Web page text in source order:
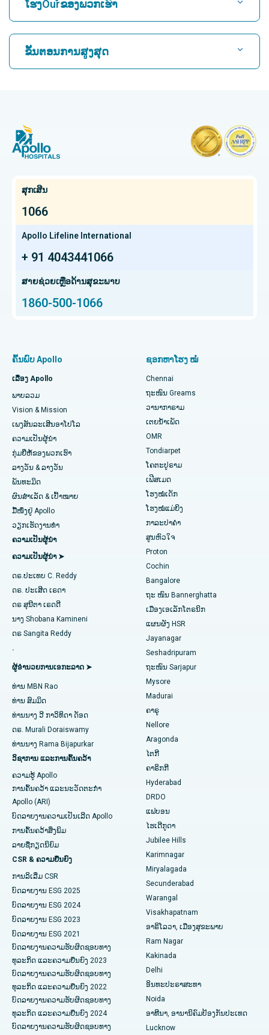
ຊອກຫາແພດຫົວໃຈ
ຊອກຫາແພດຊ່ຽວຊານດ້ານກະດູກ
ຊອກຫາແພດຊ່ຽວຊານດ້ານກະເພາະອາຫານ
ຊອກຫາແພດຜ່າຕັດປ່ຽນຖ່າຍອະໄວຍະວະ
ຊອກຫາຜູ້ຊ່ຽວຊານດ້ານຫູ ດັງ ດັງ ແລະ ດັງ
ຊອກຫາໝໍແຂ້ວ
ຊອກຫາແພດເດັກ
ຊອກຫາແພດຜິວໜັງ
ຊອກຫາແພດຊ່ຽວຊານດ້ານລະບົບທາງເດີນ
ປັດສະວະ
ຊອກຫາແພດຜູ້ຊ່ຽວຊານດ້ານພະຍາດເບົາຫວານ
ຊອກຫາແພດຊ່ຽວຊານດ້ານພະຍາດຍິງ
ຊອກຫານັກຈິດຕະວິທະຍາ
ຊອກຫາແພດຜ່າຕັດທົ່ວໄປ
ໂຮງOurໍຂອງພວກເຮົາ
ໂຮງໝໍທີ່ດີທີ່ສຸດໃນ Greams Road, Chennai
ໂຮງໝໍທີ່ດີທີ່ສຸດໃນ Teynampet, Chennai
ໂຮງໝໍທີ່ດີທີ່ສຸດໃນ OMR, Chennai
ໂຮງໝໍມະເຮັງທີ່ດີທີ່ສຸດໃນ Bhat, Gandhinagar, Ahmedabad
ໂຮງໝໍມະເຮັງທີ່ດີທີ່ສຸດໃນເມືອງອີເລັກໂທຣນິກ, ບັງກາລໍ
ໂຮງໝໍມະເຮັງທີ່ດີທີ່ສຸດໃນ Teynampet, Chennai
ໂຮງໝໍມະເຮັງທີ່ດີທີ່ສຸດໃນ HSR Layout, Bangalore
ສູນມະເຮັງໂປຣຕອນທີ່ດີທີ່ສຸດໃນ Chennai
ໂຮງໝໍເດັກທີ່ດີທີ່ສຸດໃນ Thousand Lights, Chennai
ໂຮງໝໍທີ່ດີທີ່ສຸດໃນ PH Road, Chennai
ສູນຫົວໃຈທີ່ດີທີ່ສຸດໃນ Thousand Lights, Chennai
ໂຮງໝໍທີ່ດີທີ່ສຸດໃນ Jubilee Hills, Hyderabad
ໂຮງໝໍທີ່ດີທີ່ສຸດໃນ Tondiarpet, Chennai
ໂຮງໝໍທີ່ດີທີ່ສຸດໃນ Kotturpuram, Chennai
ໂຮງຫມໍທີ່ດີທີ່ສຸດໃນຖະຫນົນ Kovai, Karur
ໂຮງໝໍທີ່ດີທີ່ສຸດໃນ Karapakkam, Chennai
ໂຮງໝໍທີ່ດີທີ່ສຸດໃນ Arilova, Vizag
ໂຮງໝໍທີ່ດີທີ່ສຸດໃນ Kanpur Road, Lucknow
ໂຮງໝໍທີ່ດີທີ່ສຸດໃນເຂດ 26, Noida
ໂຮງໝໍທີ່ດີທີ່ສຸດໃນ Gandhinagar, Ahmedabad
ໂຮງໝໍທີ່ດີທີ່ສຸດໃນ Aragonda, Andhra Pradesh
ໂຮງໝໍທີ່ດີທີ່ສຸດໃນຖະໜົນ Bannerghatta, Bangalore
ໂຮງໝໍທີ່ດີທີ່ສຸດໃນໜ່ວຍທີ 15, Bhubaneswar
ໂຮງໝໍທີ່ດີທີ່ສຸດໃນຖະໜົນ Seepat, Bilaspur
ໂຮງໝໍທີ່ດີທີ່ສຸດໃນ Ellisbridge, Ahmedabad
ໂຮງໝໍທີ່ດີທີ່ສຸດໃນນິວເດລີ
ໂຮງໝໍທີ່ດີທີ່ສຸດໃນ DRDO, Hyderabad
ໂຮງໝໍທີ່ດີທີ່ສຸດໃນ GS Road, Guwahati
ໂຮງໝໍທີ່ດີທີ່ສຸດໃນ Hyderguda, Hyderabad
ໂຮງໝໍທີ່ດີທີ່ສຸດໃນ Vijay Nagar, Indore
ໂຮງໝໍທີ່ດີທີ່ສຸດໃນ Suryaraopeta Main Road, Kakinada
ໂຮງໝໍທີ່ດີທີ່ສຸດໃນ Canal Circular Road, Kolkata
ໂຮງໝໍທີ່ດີທີ່ສຸດໃນ CBD Belapur, Navi Mumbai
ໂຮງໝໍທີ່ດີທີ່ສຸດໃນ Panchavati, Nashik
ໂຮງໝໍທີ່ດີທີ່ສຸດໃນ Secunderabad, Hyderabad
ໂຮງໝໍທີ່ດີທີ່ສຸດໃນ Seshadripuram, Bangalore
ໂຮງໝໍທີ່ດີທີ່ສຸດໃນ Waltair Main Road, Visakhapatnam
ຂັ້ນຕອນການສູງສຸດ
Laparoscopic Cholecystectomy
ການຕັດມົດລູກ
Kidney Transplant
Extracorporeal Shockwave Lithotripsy
Liver transplant
ການປັ້ນປອດ
ສະໂພກ Arthroscopy
Total Hip Replacement
ໄວຕິດຕາມການທົດແທນ Knee Knee
Sleeve Gastrectomy
ການຜ່າຕັດ Lasik
ໂຣກຜີວ ໜັງ
liposuction
Coronary Angiogram
Transcatheter Aortic Valve ປ່ຽນແທນ
ສ້ອມແປງວາວ MitraClip
ການຜ່າຕັດຫົວໃຈແບບຮຸກຮານໜ້ອຍສຸດ
catheter Ablation
ການຜ່າຕັດຟື້ນຟູ ACL
ການປ່ຽນແທນບ່າໄຫລ່
Ablation Endometrial
ເສັ້ນເລືອດແດງຂອງມົດລູກ
ການຜ່າຕັດໄຂ່ຫຼັງ
ການຜ່າຕັດມະເຮັງເຕົ້ານົມ
ການປິ່ນປົວໂຣກຜີວ ໜັງ
Colonoscopy
Polypectomy
ການກະຕຸ້ນສະຫມອງເລິກ
ການກວດລ້າງຊ່ອງຄອດ
ການກວດຮ່າງກາຍຂອງຫມາກໄຂ່ຫຼັງ
Parathyroidectomy
ເຊລາມິກການທົດແທນຫົວເຂົ່າທັງຫມົດ
ERCP
ສຸກເສີນ
1066
Apollo Lifeline International
+ 91 4043441066
ສາຍຊ່ວຍເຫຼືອດ້ານສຸຂະພາບ
1860-500-1066
ຄົ້ນພົບ Apollo
ເລື່ອງ Apollo
ພາບລວມ
Vision & Mission
ເພງສັນລະເສີນອາໂປໂລ
ຄວາມເປັນຜູ້ນໍາ
ກຸ່ມຍີ່ຫໍ້ຂອງພວກເຮົາ
ລາງວັນ & ລາງວັນ
ພັນທະມິດ
ຜົນສຳເລັດ & ເປົ້າໝາຍ
ມື້ໜຶ່ງຢູ່ Apollo
ວຽກເຮັດງານທໍາ
ຄວາມເປັນຜູ້ນໍາ
ຄວາມເປັນຜູ້ນໍາ ➤
ດຣ.ປະເທບ C. Reddy
ດຣ. ປະເສີດ ເຣດາ
ດຣ ສຸນີຕາ ເຣດດີ
ນາງ Shobana Kamineni
ດຣ Sangita Reddy
.
ຜູ້ອໍານວຍການເອກະລາດ ➤
ທ່ານ MBN Rao
ທ່ານ ສົມມິດ
ທ່ານ​ນາງ ວີ ກາ​ວິ​ທິ​ດາ ດັອດ
ດຣ. Murali Doraiswamy
ທ່ານ​ນາງ Rama Bijapurkar
ວິຊາການ ແລະການຄົ້ນຄວ້າ
ຄວາມຮູ້ Apollo
ການຄົ້ນຄວ້າ ແລະນະວັດຕະກໍາ
Apollo (ARI)
ບົດລາຍງານຄວາມເປັນເລີດ Apollo
ການຄົ້ນຄວ້າສິ່ງພິມ
ລາຍຊື່ກຽດນິຍົມ
CSR & ຄວາມຍືນຍົງ
ການລິເລີ່ມ CSR
ບົດລາຍງານ ESG 2025
ບົດລາຍງານ ESG 2024
ບົດລາຍງານ ESG 2023
ບົດລາຍງານ ESG 2021
ບົດລາຍງານຄວາມຮັບຜິດຊອບທາງ
ທຸລະກິດ ແລະຄວາມຍືນຍົງ 2023
ບົດລາຍງານຄວາມຮັບຜິດຊອບທາງ
ທຸລະກິດ ແລະຄວາມຍືນຍົງ 2022
ບົດລາຍງານຄວາມຮັບຜິດຊອບທາງ
ທຸລະກິດ ແລະຄວາມຍືນຍົງ 2024
ບົດລາຍງານຄວາມຮັບຜິດຊອບທາງ
ຊອກຫາໂຮງ ໝໍ
Chennai
ຖະໜົນ Greams
ວານາກາຣາມ
ເຕຍນໍ້າເພັດ
OMR
Tondiarpet
ໂຄຕະປູຣາມ
ເຟີສເມດ
ໂຮງໝໍເດັກ
ໂຮງໝໍແມ່ຍິງ
ກາລະປາຄຳ
ສູນຫົວໃຈ
Proton
Cochin
Bangalore
ຖະ ໜົນ Bannerghatta
ເມືອງເອເລັກໂຕຣນິກ
ແຜນຜັງ HSR
Jayanagar
Seshadripuram
ຖະໜົນ Sarjapur
Mysore
Madurai
ຄາຣູ
Nellore
Aragonda
ໄຕກີ
ຄາຣິກກີ
Hyderabad
DRDO
ແຟບອນ
ໄຮເດີກູດາ
Jubilee Hills
Karimnagar
Miryalagada
Secunderabad
Warangal
Visakhapatnam
ອາຣິໂລວາ, ເມືອງສຸຂະພາບ
Ram Nagar
Kakinada
Delhi
ອິນທະປະຣາສະທາ
Noida
ອາທີນາ, ອານານິຄົມປ້ອງກັນປະເທດ
Lucknow